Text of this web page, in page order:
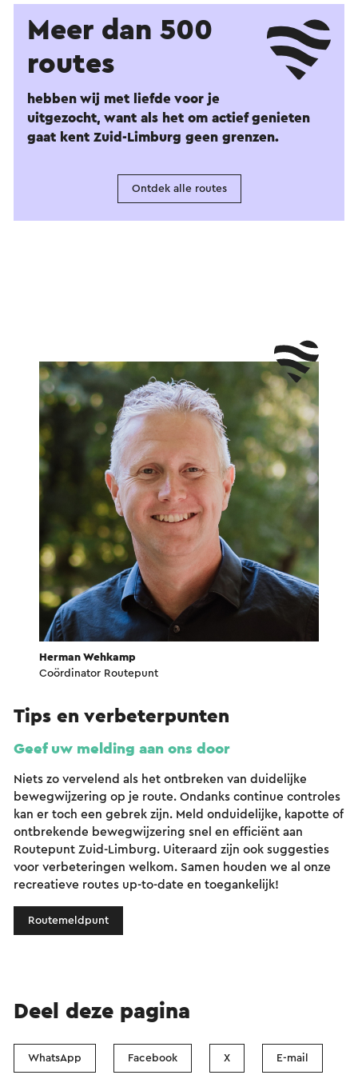
Meer dan 500
routes
hebben wij met liefde voor je
uitgezocht, want als het om actief genieten
gaat kent Zuid-Limburg geen grenzen.
Ontdek alle routes
Herman Wehkamp
Coördinator Routepunt
Tips en verbeterpunten
Geef uw melding aan ons door
Niets zo vervelend als het ontbreken van duidelijke
bewegwijzering op je route. Ondanks continue controles
kan er toch een gebrek zijn. Meld onduidelijke, kapotte of
ontbrekende bewegwijzering snel en efficiënt aan
Routepunt Zuid-Limburg. Uiteraard zijn ook suggesties
voor verbeteringen welkom. Samen houden we al onze
recreatieve routes up-to-date en toegankelijk!
Routemeldpunt
Deel deze pagina
WhatsApp Facebook X E-mail